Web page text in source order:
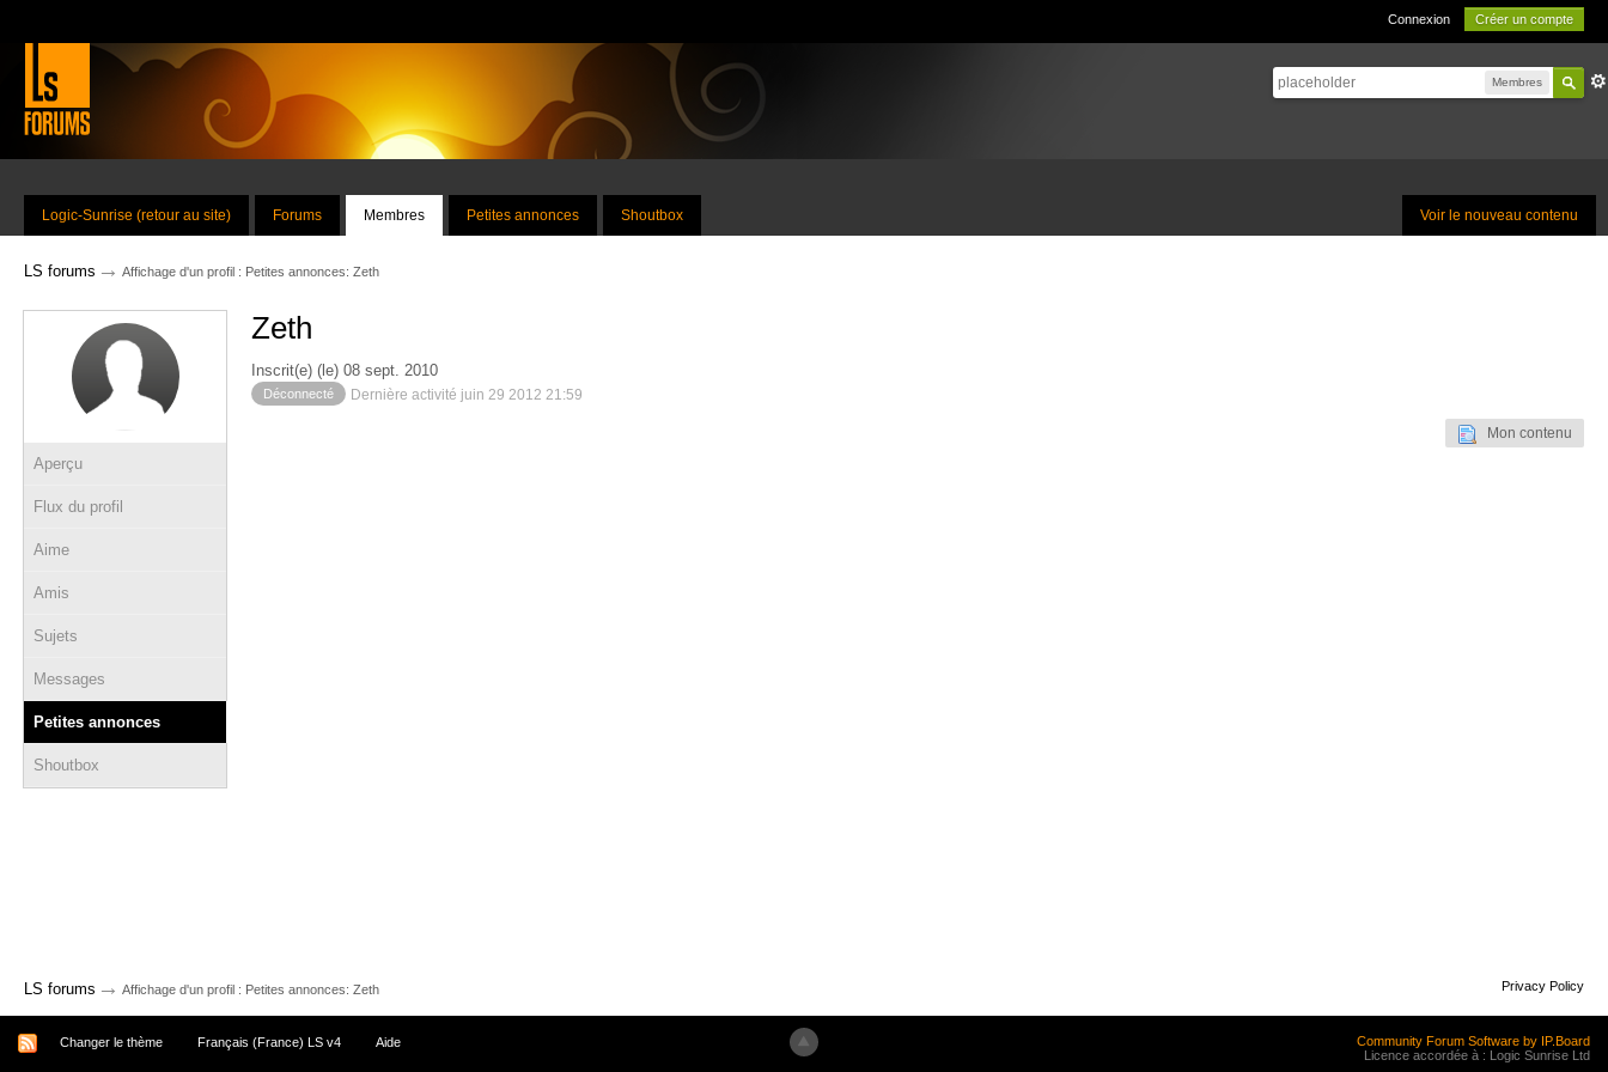
Connexion Créer un compte
Membres
Voir le nouveau contenu
Logic-Sunrise (retour au site) Forums Membres Petites annonces Shoutbox
LS forums → Affichage d'un profil : Petites annonces: Zeth
Aperçu
Flux du profil
Aime
Amis
Sujets
Messages
Petites annonces
Shoutbox
Zeth
Inscrit(e) (le) 08 sept. 2010
Déconnecté Dernière activité juin 29 2012 21:59
Mon contenu
LS forums → Affichage d'un profil : Petites annonces: Zeth Privacy Policy
Changer le thème Français (France) LS v4 Aide
Community Forum Software by IP.Board
Licence accordée à : Logic Sunrise Ltd